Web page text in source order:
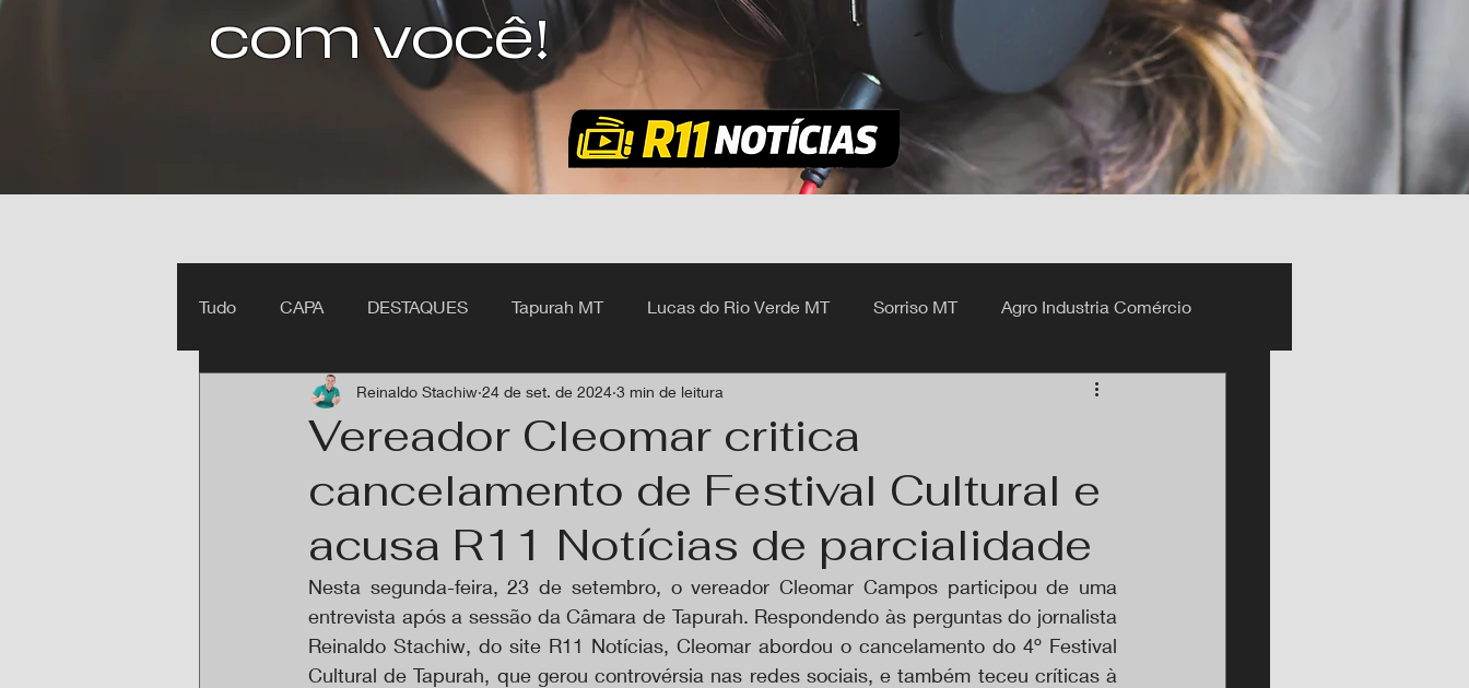
com você!
Tudo CAPA DESTAQUES Tapurah MT Lucas do Rio Verde MT Sorriso MT Agro Industria Comércio
Ipiranga do Norte MT Itanhangá MT
Vereador Cleomar critica
cancelamento de Festival Cultural e
acusa R11 Notícias de parcialidade
Reinaldo Stachiw 24 de set. de 2024 3 min de leitura
Nesta segunda-feira, 23 de setembro, o vereador Cleomar Campos participou de uma
entrevista após a sessão da Câmara de Tapurah. Respondendo às perguntas do jornalista
Reinaldo Stachiw, do site R11 Notícias, Cleomar abordou o cancelamento do 4º Festival
Cultural de Tapurah, que gerou controvérsia nas redes sociais, e também teceu críticas à